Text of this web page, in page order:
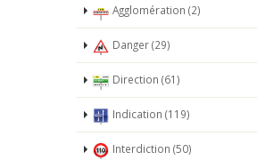
Agglomération (2)
Danger (29)
Direction (61)
Indication (119)
Interdiction (50)